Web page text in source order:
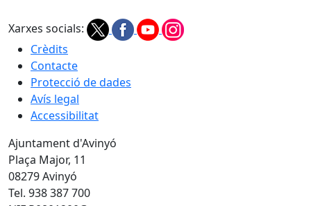
Xarxes socials:
Crèdits
Contacte
Protecció de dades
Avís legal
Accessibilitat
Ajuntament d'Avinyó
Plaça Major, 11
08279 Avinyó
Tel. 938 387 700